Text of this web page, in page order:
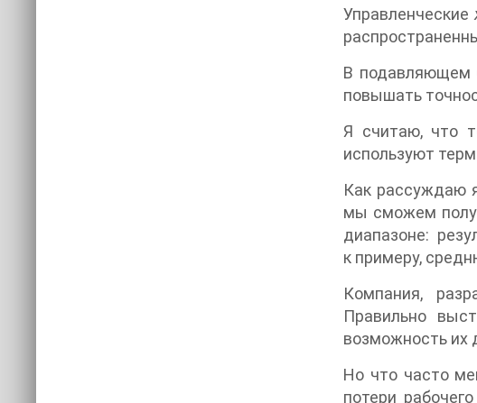
Управленческие
В подавляющем
повышать
Я считаю, что
используют
Как рассуждаю
мы сможем
диапазоне:
к примеру,
Компания,
Правильно
возможность их
Но что часто
потери